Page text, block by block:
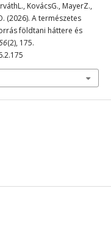
KovácsG., MayerZ.,
(2026). A természetes
földtani háttere és
(2), 175.